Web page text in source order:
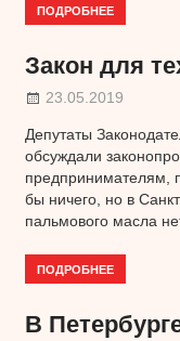
ПОДРОБНЕЕ
Закон для
23.05.2019
Депутаты
обсуждали
предпринимателям,
бы ничего, но в
пальмового масла
ПОДРОБНЕЕ
В